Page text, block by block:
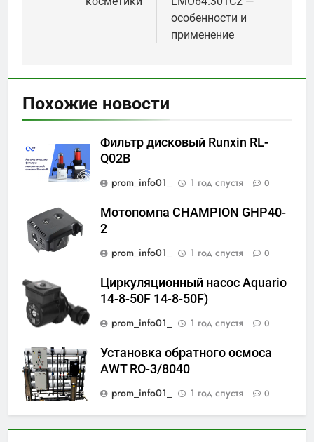
особенности и
применение
Похожие новости
Фильтр дисковый Runxin RL-
Q02B
prom_info01_
1 год спустя 0
Мотопомпа CHAMPION GHP40-
2
prom_info01_
1 год спустя 0
Циркуляционный насос Aquario
14-8-50F 14-8-50F)
prom_info01_
1 год спустя 0
Установка обратного осмоса
AWT RO-3/8040
prom_info01_
1 год спустя 0